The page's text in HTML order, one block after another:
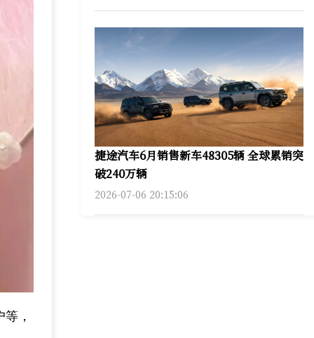
，
捷途汽车6月销售新车48305辆 全球累销突
破240万辆
2026-07-06 20:15:06